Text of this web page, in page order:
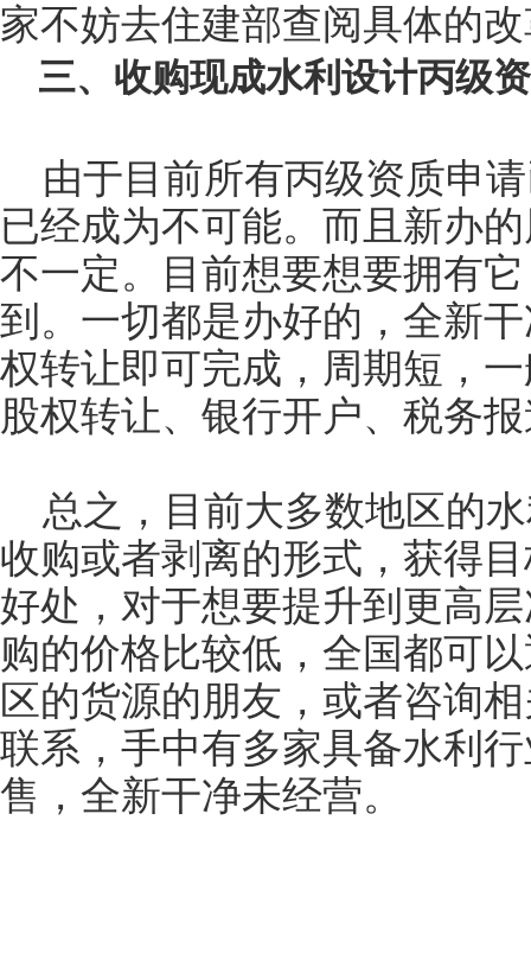
家不妨去住建部查阅具体的
三、收购现成水利设计丙级
由于目前所有丙级资质申
已经成为不可能。而且新办
不一定。目前想要想要拥有
到。一切都是办好的，全新
权转让即可完成，周期短，
股权转让、银行开户、税务
总之，目前大多数地区的
收购或者剥离的形式，获得
好处，对于想要提升到更高
购的价格比较低，全国都可
区的货源的朋友，或者咨询
联系，手中有多家具备水利
售，全新干净未经营。